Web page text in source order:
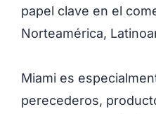
papel clave en el
Norteamérica,
Miami es
perecederos,